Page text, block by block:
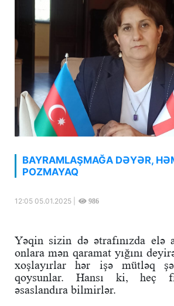
BAYRAMLAŞMAĞA DƏYƏR,
POZMAYAQ
12:05 05.01.2025 | 986
Yəqin sizin də ətrafınızda elə
onlara mən qaramat yığını
xoşlayırlar hər işə mütləq
qoysunlar. Hansı ki, heç
əsaslandıra bilmirlər.